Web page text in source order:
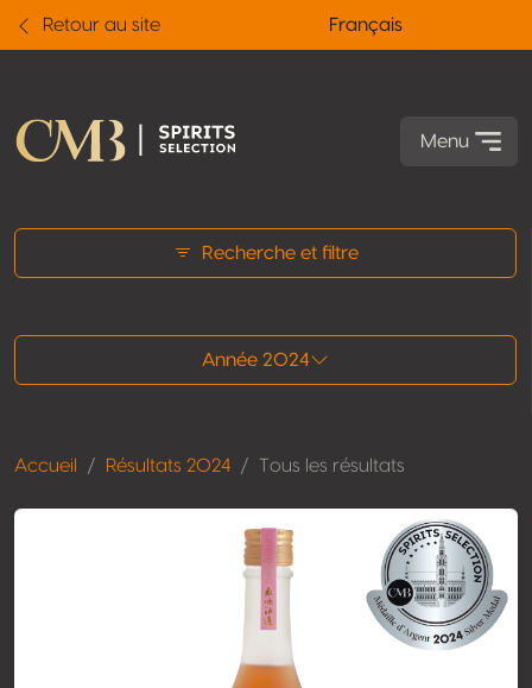
Retour au site Français
Menu
Recherche et filtre
Année 2024
Accueil Résultats 2024 Tous les résultats